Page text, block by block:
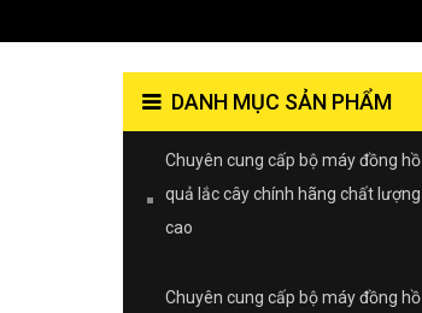
DANH MỤC SẢN PHẨM
Chuyên cung cấp bộ máy đồng hồ
quả lắc cây chính hãng chất lượng
cao
Chuyên cung cấp bộ máy đồng hồ